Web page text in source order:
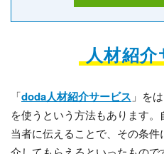
人材紹
「doda人材紹介サービス 」を
を使うという方法もあります
当者に伝えることで、その条